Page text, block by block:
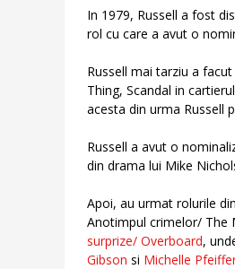
In 1979, Russell a fost
rol cu care a avut o
Russell mai tarziu a
Thing, Scandal in
acesta din urma Russell
Russell a avut o
din drama lui Mike
Apoi, au urmat rolurile
Anotimpul crimelor/ The
surprize/ Overboard,
Gibson si Michelle